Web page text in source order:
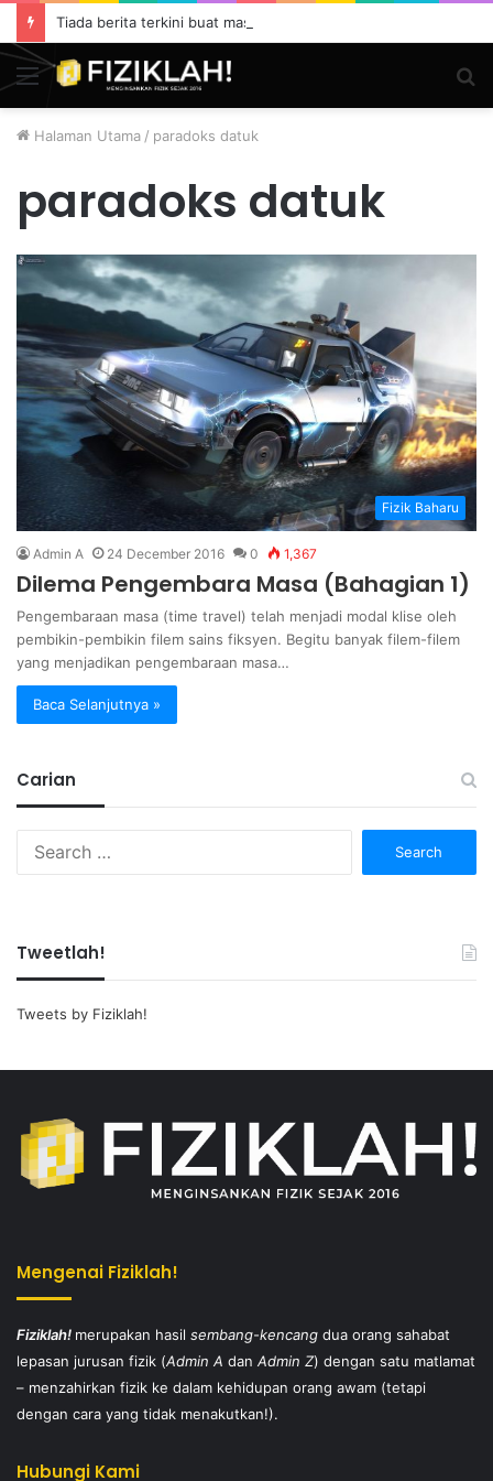
Tiada berita terkini buat masa ini.
Menu
Halaman Utama / paradoks datuk
paradoks datuk
Fizik Baharu
Admin A 24 December 2016 0 1,367
Dilema Pengembara Masa (Bahagian 1)
Pengembaraan masa (time travel) telah menjadi modal klise oleh
pembikin-pembikin filem sains fiksyen. Begitu banyak filem-filem
yang menjadikan pengembaraan masa…
Baca Selanjutnya »
Carian
Tweetlah!
Tweets by Fiziklah!
Mengenai Fiziklah!
Fiziklah! merupakan hasil sembang-kencang dua orang sahabat
lepasan jurusan fizik (Admin A dan Admin Z) dengan satu matlamat
– menzahirkan fizik ke dalam kehidupan orang awam (tetapi
dengan cara yang tidak menakutkan!).
Hubungi Kami